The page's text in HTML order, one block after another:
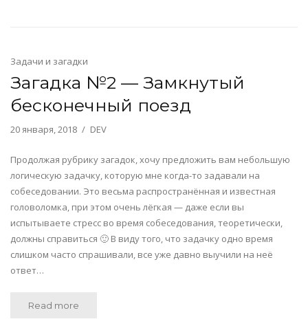
Задачи и загадки
Загадка №2 — Замкнутый
бесконечный поезд
20 января, 2018 DEV
Продолжая рубрику загадок, хочу предложить вам небольшую
логическую задачку, которую мне когда-то задавали на
собеседовании. Это весьма распространённая и известная
головоломка, при этом очень лёгкая — даже если вы
испытываете стресс во время собеседования, теоретически,
должны справиться 🙂 В виду того, что задачку одно время
слишком часто спрашивали, все уже давно выучили на неё
ответ…
Read more